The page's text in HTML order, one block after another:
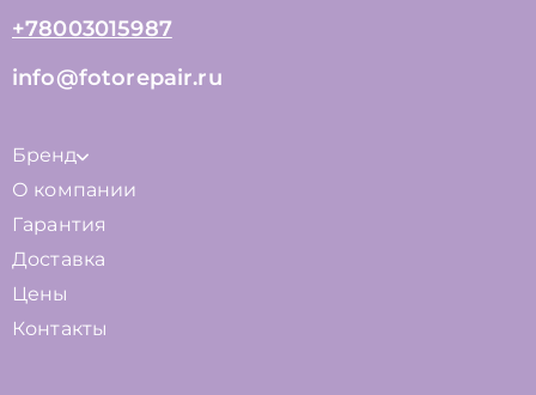
+78003015987
info@fotorepair.ru
Бренд
О компании
Гарантия
Доставка
Цены
Контакты